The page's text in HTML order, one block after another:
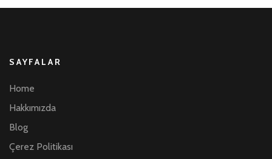
SAYFALAR
Home
Hakkımızda
Blog
Çerez Politikası